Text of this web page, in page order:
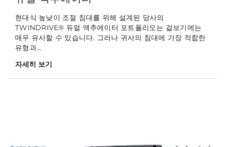
현대식 높낮이 조절 침대를 위해 설계된 당사의
TWINDRIVE® 듀얼 액추에이터 포트폴리오는 겉보기에는
매우 유사할 수 있습니다. 그러나 귀사의 침대에 가장 적합한
유형과...
자세히 보기